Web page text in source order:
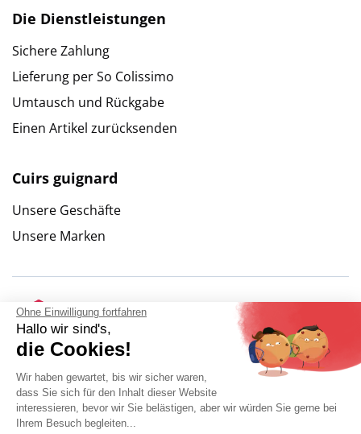
Ohne Einwilligung fortfahren
Hallo wir sind's,
die Cookies!
Wir haben gewartet, bis wir sicher waren,
dass Sie sich für den Inhalt dieser Website
interessieren, bevor wir Sie belästigen, aber wir würden Sie gerne bei
Ihrem Besuch begleiten...
9.6
Die Dienstleistungen
Sichere Zahlung
Lieferung per So Colissimo
Umtausch und Rückgabe
Einen Artikel zurücksenden
Cuirs guignard
Unsere Geschäfte
Unsere Marken